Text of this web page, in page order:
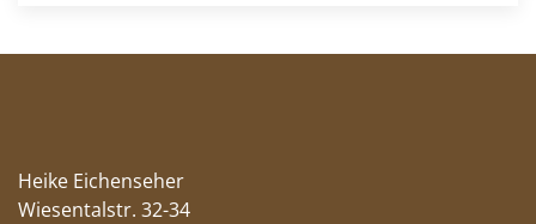
Heike Eichenseher
Wiesentalstr. 32-34